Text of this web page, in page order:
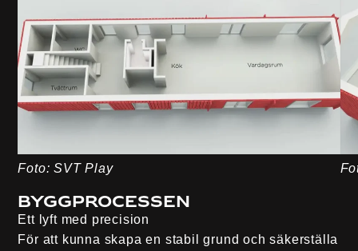
Foto: SVT Play
Byggprocessen
Ett lyft med precision
För att kunna skapa en stabil grund och säkerställa